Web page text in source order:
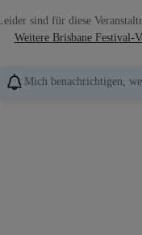
Leider sind für diese
Weitere Brisbane Festival-
Mich benachrichtigen,